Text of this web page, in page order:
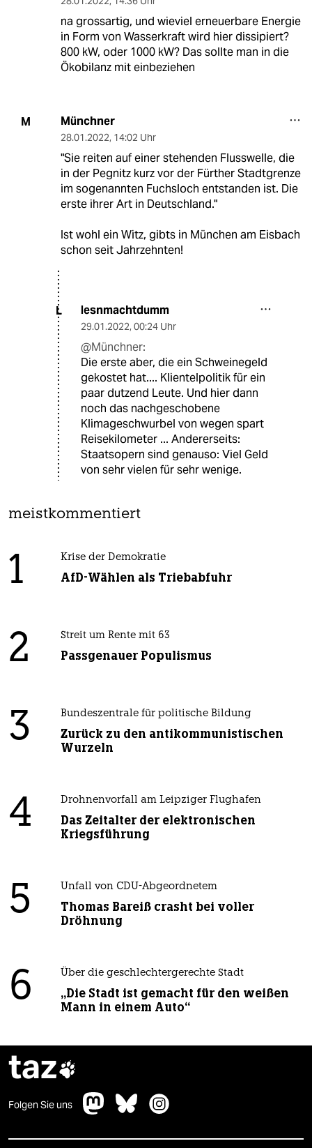
na grossartig, und wieviel erneuerbare Energie
in Form von Wasserkraft wird hier dissipiert?
800 kW, oder 1000 kW? Das sollte man in die
Ökobilanz mit einbeziehen
M Münchner
28.01.2022, 14:02 Uhr
"Sie reiten auf einer stehenden Flusswelle, die
in der Pegnitz kurz vor der Fürther Stadtgrenze
im sogenannten Fuchsloch entstanden ist. Die
erste ihrer Art in Deutschland."
Ist wohl ein Witz, gibts in München am Eisbach
schon seit Jahrzehnten!
L lesnmachtdumm
29.01.2022, 00:24 Uhr
@Münchner:
Die erste aber, die ein Schweinegeld
gekostet hat.... Klientelpolitik für ein
paar dutzend Leute. Und hier dann
noch das nachgeschobene
Klimageschwurbel von wegen spart
Reisekilometer ... Andererseits:
Staatsopern sind genauso: Viel Geld
von sehr vielen für sehr wenige.
meistkommentiert
1 Krise der Demokratie
AfD-Wählen als Triebabfuhr
2 Streit um Rente mit 63
Passgenauer Populismus
3 Bundeszentrale für politische Bildung
Zurück zu den antikommunistischen
Wurzeln
4 Drohnenvorfall am Leipziger Flughafen
Das Zeitalter der elektronischen
Kriegsführung
5 Unfall von CDU-Abgeordnetem
Thomas Bareiß crasht bei voller
Dröhnung
6 Über die geschlechtergerechte Stadt
„Die Stadt ist gemacht für den weißen
Mann in einem Auto“
taz
Folgen Sie uns